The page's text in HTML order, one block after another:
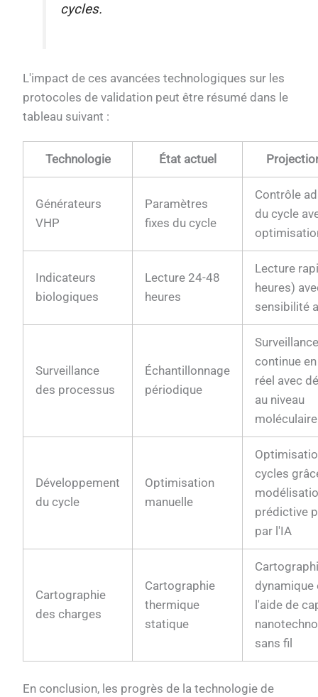
cycles.
L'impact de ces avancées technologiques sur les
protocoles de validation peut être résumé dans le
tableau suivant :
Technologie État actuel
Générateurs
VHP
Paramètres
fixes du cycle
Contrôle
du cycle
Indicateurs
biologiques
Lecture 24-48
heures
Lecture
heures)
sensibilité
Surveillance
des processus
Échantillonnage
périodique
continue
réel avec
au niveau
moléculaire
Développement
du cycle
Optimisation
manuelle
cycles
prédictive
par l'IA
Cartographie
des charges
Cartographie
thermique
statique
dynamique
l'aide de
sans fil
En conclusion, les progrès de la technologie de